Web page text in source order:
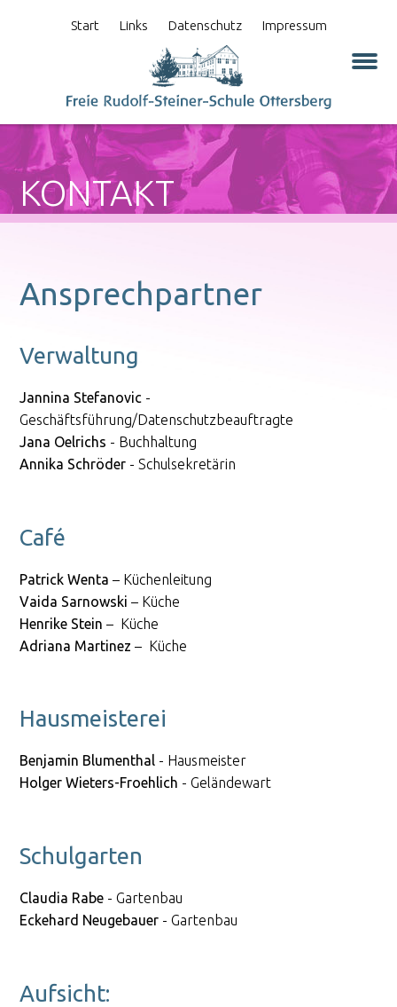
Start Links Datenschutz Impressum
KONTAKT
Ansprechpartner
Verwaltung
Jannina Stefanovic -
Geschäftsführung/Datenschutzbeauftragte
Jana Oelrichs - Buchhaltung
Annika Schröder - Schulsekretärin
Café
Patrick Wenta – Küchenleitung
Vaida Sarnowski – Küche
Henrike Stein – Küche
Adriana Martinez – Küche
Hausmeisterei
Benjamin Blumenthal - Hausmeister
Holger Wieters-Froehlich - Geländewart
Schulgarten
Claudia Rabe - Gartenbau
Eckehard Neugebauer - Gartenbau
Aufsicht: